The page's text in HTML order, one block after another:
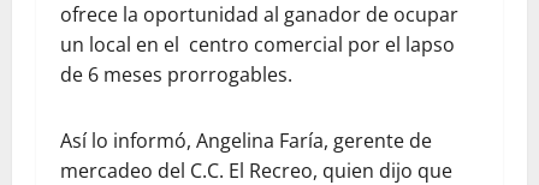
ofrece la oportunidad al ganador de ocupar
un local en el centro comercial por el lapso
de 6 meses prorrogables.
Así lo informó, Angelina Faría, gerente de
mercadeo del C.C. El Recreo, quien dijo que